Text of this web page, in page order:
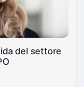
del settore